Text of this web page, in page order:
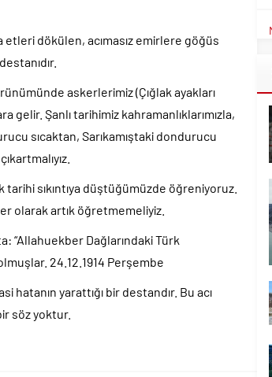
dökülen, acımasız emirlere göğüs
askerlerimiz (Çığlak ayakları
gelir. Şanlı tarihimiz kahramanlıklarımızla,
sıcaktan, Sarıkamıştaki dondurucu
sıkıntıya düştüğümüzde öğreniyoruz.
olarak artık öğretmemeliyiz.
“Allahuekber Dağlarındaki Türk
24.12.1914 Perşembe
hatanın yarattığı bir destandır. Bu acı
söz yoktur.